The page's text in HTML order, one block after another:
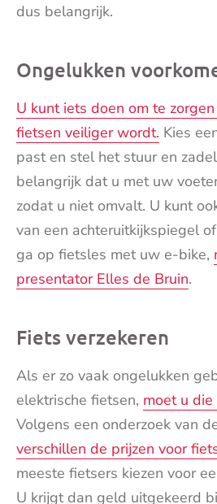
dus belangrijk.
Ongelukken
U kunt iets doen om te
fietsen veiliger wordt. Kies
past en stel het stuur en
belangrijk dat u met uw
zodat u niet omvalt. U kunt
van een achteruitkijkspiegel
ga op fietsles met uw e-bike,
presentator Elles de Bruin.
Fiets verzekeren
Als er zo vaak ongelukken
elektrische fietsen, moet u die
Volgens een onderzoek van
verschillen de prijzen voor
meeste fietsers kiezen voor
U krijgt dan geld uitgekeerd